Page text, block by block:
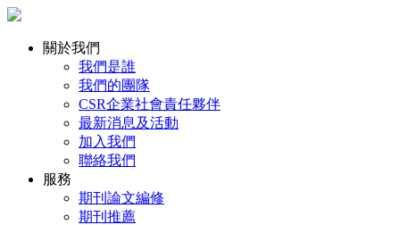
關於我們
我們是誰
我們的團隊
CSR企業社會責任夥伴
最新消息及活動
加入我們
聯絡我們
服務
期刊論文編修
期刊推薦